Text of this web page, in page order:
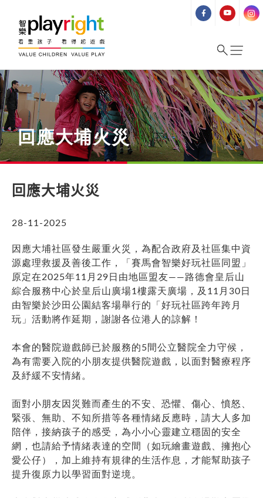
content
回應大埔火災
回應大埔火災
28-11-2025
因應大埔社區發生嚴重火災，為配合政府及社區集中資
源處理救援及善後工作，「賽馬會智樂好玩社區同盟」
原定在2025年11月29日由地區盟友——路德會皇后山
綜合服務中心於皇后山廣場1樓露天廣場，及11月30日
由智樂於沙田公園結客場舉行的「好玩社區跨年跨月
玩」活動將作延期，謝謝各位港人的諒解！
本會的醫院遊戲師已於服務的5間公立醫院全力守候，
為有需要入院的小朋友提供醫院遊戲，以面對醫療程序
及紓緩不安情緒。
面對小朋友因災難而產生的不安、恐懼、傷心、憤怒、
緊張、無助、不知所措等各種情緒反應時，請大人多加
陪伴，接納孩子的感受，為小小心靈建立穩固的安全
網，也請給予情緒表達的空間（如玩繪畫遊戲、擁抱心
愛公仔），加上維持有規律的生活作息，才能幫助孩子
提升復原力以學習面對逆境。